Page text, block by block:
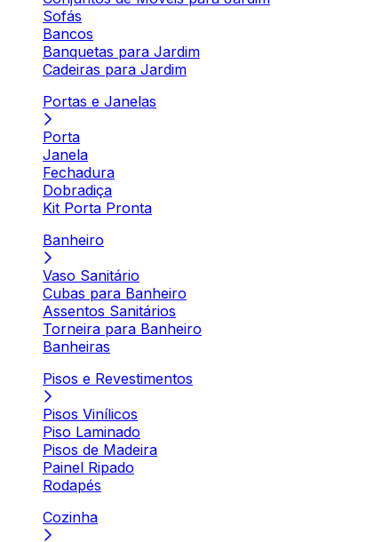
Sofás
Bancos
Banquetas para Jardim
Cadeiras para Jardim
Portas e Janelas
Porta
Janela
Fechadura
Dobradiça
Kit Porta Pronta
Banheiro
Vaso Sanitário
Cubas para Banheiro
Assentos Sanitários
Torneira para Banheiro
Banheiras
Pisos e Revestimentos
Pisos Vinílicos
Piso Laminado
Pisos de Madeira
Painel Ripado
Rodapés
Cozinha